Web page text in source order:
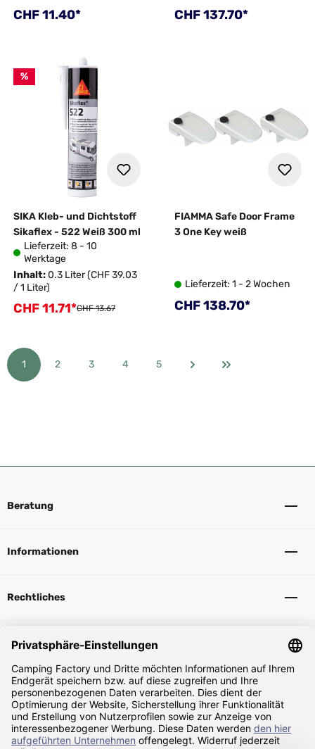
Regulärer Preis:
CHF 11.40* Regulärer Preis:
CHF 137.70*
%
SIKA Kleb- und Dichtstoff
Sikaflex - 522 Weiß 300 ml
Lieferzeit: 8 - 10
Werktage
Inhalt:0.3 Liter(CHF 39.03
/ 1 Liter)
Verkaufspreis:
CHF 11.71*Regulärer Preis:
CHF 13.67
FIAMMA Safe Door Frame
3 One Key weiß
Lieferzeit: 1 - 2 Wochen
Regulärer Preis:
CHF 138.70*
Seite
1 Seite
2 Seite
3 Seite
4 Seite
5
Beratung
Informationen
Rechtliches